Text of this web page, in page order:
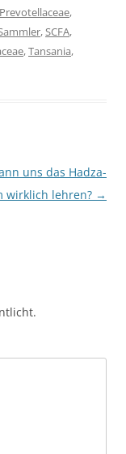
Prevotellaceae,
,SCFA,
,Tansania,
uns das Hadza-
wirklich lehren? →